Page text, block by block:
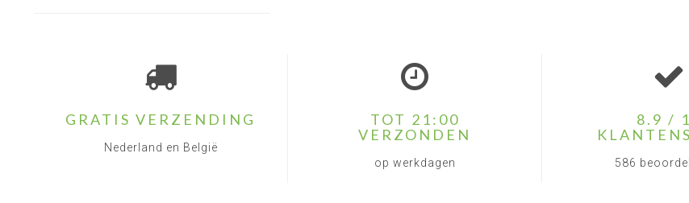
GRATIS VERZENDING
Nederland en België
TOT 21:00
VERZONDEN
op werkdagen
8.9 /
586